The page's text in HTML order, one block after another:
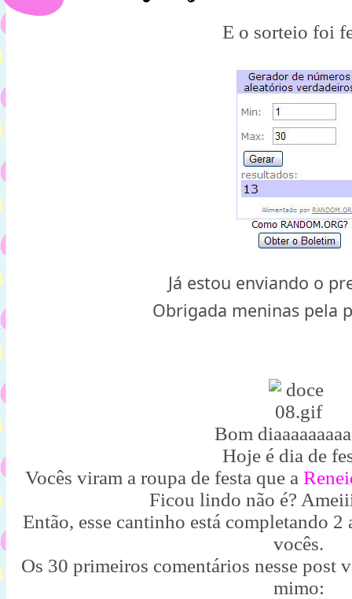
E o sorteio foi
Já estou enviando o
Obrigada meninas pela
Bom
Hoje é dia de
Vocês viram a roupa de festa que a
Ficou lindo não é?
Então, esse cantinho está completando
vocês.
Os 30 primeiros comentários nesse post
mimo: